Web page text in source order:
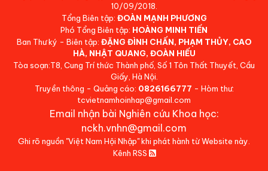
10/09/2018.
Tổng Biên tập: ĐOÀN MẠNH PHƯƠNG
Phó Tổng Biên tập: HOÀNG MINH TIẾN
Ban Thư ký - Biên tập: ĐẶNG ĐÌNH CHẤN, PHẠM THỦY, CAO
HÀ, NHẬT QUANG, ĐOÀN HIẾU
Tòa soạn:T8, Cung Trí thức Thành phố, Số 1 Tôn Thất Thuyết, Cầu
Giấy, Hà Nội.
Truyền thông - Quảng cáo: 0826166777 - Hòm thư:
tcvietnamhoinhap@gmail.com
Email nhận bài Nghiên cứu Khoa học:
nckh.vnhn@gmail.com
Ghi rõ nguồn "Việt Nam Hội Nhập" khi phát hành từ Website này.
Kênh RSS